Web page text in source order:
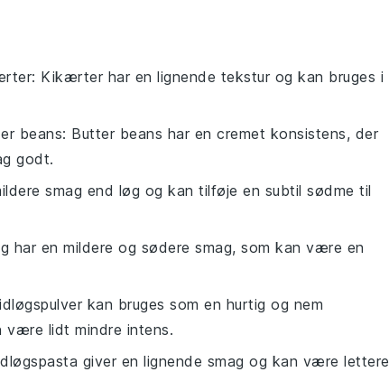
: Kikærter har en lignende tekstur og kan bruges i
beans: Butter beans har en cremet konsistens, der
godt.
smag end løg og kan tilføje en subtil sødme til
har en mildere og sødere smag, som kan være en
kan bruges som en hurtig og nem
være lidt mindre intens.
giver en lignende smag og kan være lettere